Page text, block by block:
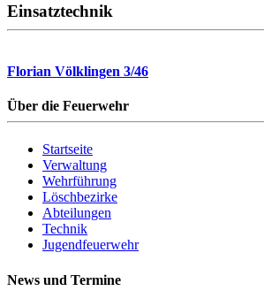
Einsatztechnik
Florian Völklingen 3/46
Über die Feuerwehr
Startseite
Verwaltung
Wehrführung
Löschbezirke
Abteilungen
Technik
Jugendfeuerwehr
News und Termine